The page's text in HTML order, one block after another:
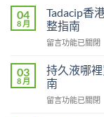
真
相：
有
用
是
心
作
而
鋼
副
作
完
整
分
析
04
8 月
Tadacip香
整指南
在
香
港
邊
度
留言功能已關閉
03
8 月
持久液哪
南
在
留言功能已關閉